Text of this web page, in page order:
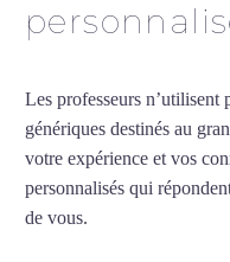
Les professeurs n’utilisent
génériques destinés au
votre expérience et vos
personnalisés qui
de vous.